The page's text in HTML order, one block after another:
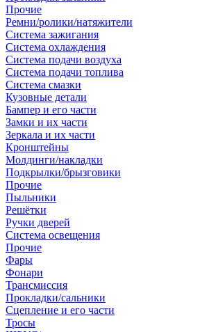
Прочие
Ремни/ролики/натяжители
Система зажигания
Система охлаждения
Система подачи воздуха
Система подачи топлива
Система смазки
Кузовные детали
Бампер и его части
Замки и их части
Зеркала и их части
Кронштейны
Молдинги/накладки
Подкрылки/брызговики
Прочие
Пыльники
Решётки
Ручки дверей
Система освещения
Прочие
Фары
Фонари
Трансмиссия
Прокладки/сальники
Сцепление и его части
Тросы